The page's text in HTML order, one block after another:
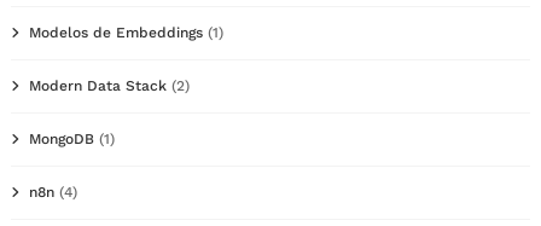
Modelos de Embeddings (1)
Modern Data Stack (2)
MongoDB (1)
n8n (4)